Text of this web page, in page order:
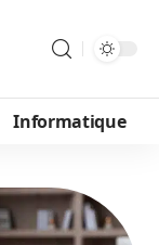
Informatique